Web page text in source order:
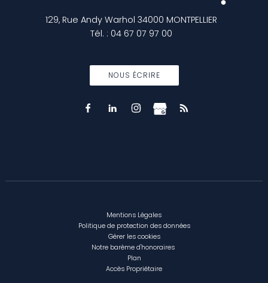
129, Rue Andy Warhol 34000 MONTPELLIER
Tél. : 04 67 07 97 00
NOUS ÉCRIRE
Mentions Légales
Politique de protection des données
Gérer les cookies
Notre barème d'honoraires
Plan
Accès Propriétaire